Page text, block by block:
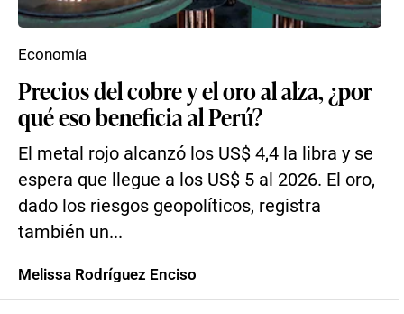
Precios del cobre y el oro al alza, ¿por
qué eso beneficia al Perú?
El metal rojo alcanzó los US$ 4,4 la libra y se
espera que llegue a los US$ 5 al 2026. El oro,
dado los riesgos geopolíticos, registra
también un...
Economía
Melissa Rodríguez Enciso